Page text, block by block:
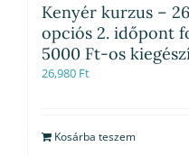
Kenyér kurzus –
opciós 2. időpont
5000 Ft-os
26,980 Ft
Kosárba teszem